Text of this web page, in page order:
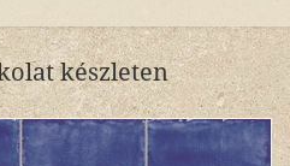
készleten